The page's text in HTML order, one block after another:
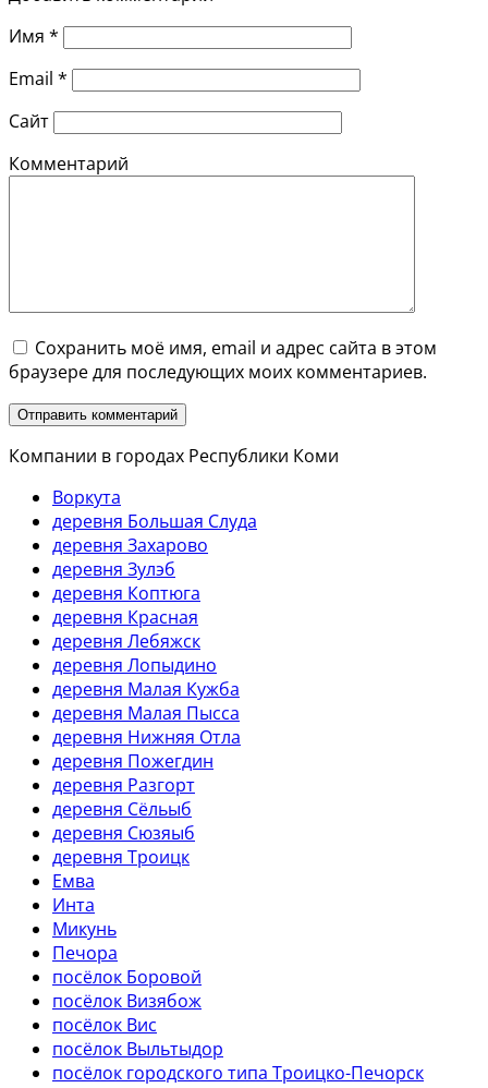
Имя *
Email *
Сайт
Комментарий
Сохранить моё имя, email и адрес сайта в этом
браузере для последующих моих комментариев.
Компании в городах Республики Коми
Воркута
деревня Большая Слуда
деревня Захарово
деревня Зулэб
деревня Коптюга
деревня Красная
деревня Лебяжск
деревня Лопыдино
деревня Малая Кужба
деревня Малая Пысса
деревня Нижняя Отла
деревня Пожегдин
деревня Разгорт
деревня Сёльыб
деревня Сюзяыб
деревня Троицк
Емва
Инта
Микунь
Печора
посёлок Боровой
посёлок Визябож
посёлок Вис
посёлок Выльтыдор
посёлок городского типа Троицко-Печорск